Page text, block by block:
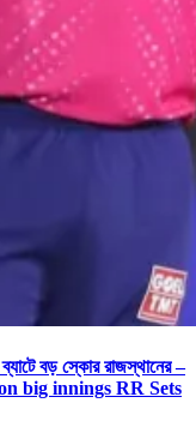
বড় স্কোর রাজস্থানের –
big innings RR Sets